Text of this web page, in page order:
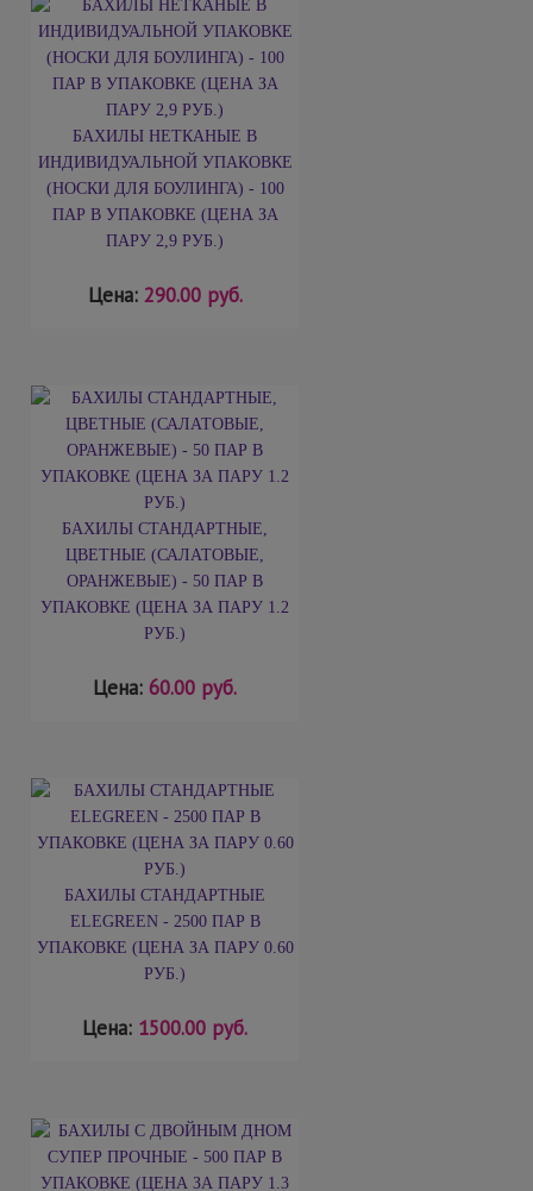
БАХИЛЫ НЕТКАНЫЕ В
ИНДИВИДУАЛЬНОЙ УПАКОВКЕ
(НОСКИ ДЛЯ БОУЛИНГА) - 100
ПАР В УПАКОВКЕ (ЦЕНА ЗА
ПАРУ 2,9 РУБ.)
Цена: 290.00 руб.
БАХИЛЫ СТАНДАРТНЫЕ,
ЦВЕТНЫЕ (САЛАТОВЫЕ,
ОРАНЖЕВЫЕ) - 50 ПАР В
УПАКОВКЕ (ЦЕНА ЗА ПАРУ 1.2
РУБ.)
Цена: 60.00 руб.
БАХИЛЫ СТАНДАРТНЫЕ
ELEGREEN - 2500 ПАР В
УПАКОВКЕ (ЦЕНА ЗА ПАРУ 0.60
РУБ.)
Цена: 1500.00 руб.